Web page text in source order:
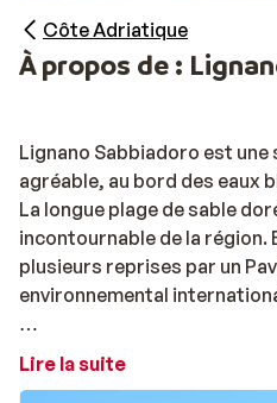
Côte Adriatique
À propos de :
Lignano Sabbiadoro est
agréable, au bord des eaux
La longue plage de sable
incontournable de la région.
plusieurs reprises par un
environnemental
Il y a beaucoup de choses à
Lire la suite